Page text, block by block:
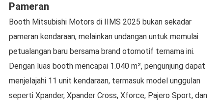
Pameran
Booth Mitsubishi Motors di IIMS 2025 bukan sekadar
pameran kendaraan, melainkan undangan untuk memulai
petualangan baru bersama brand otomotif ternama ini.
Dengan luas booth mencapai 1.040 m², pengunjung dapat
menjelajahi 11 unit kendaraan, termasuk model unggulan
seperti Xpander, Xpander Cross, Xforce, Pajero Sport, dan